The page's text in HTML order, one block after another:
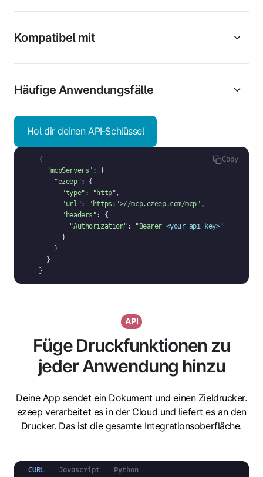
Kompatibel mit
Häufige Anwendungsfälle
Hol dir deinen API‑Schlüssel
Copy
{
"mcpServers" : {
"ezeep": {
"type" : "http" ,
"url": "https: ">//mcp.ezeep.com/mcp" ,
"headers": {
"Authorization" : "Bearer <your_api_key>"
      }
    }
  }
}
API
Füge Druckfunktionen zu
jeder Anwendung hinzu
Deine App sendet ein Dokument und einen Zieldrucker.
ezeep verarbeitet es in der Cloud und liefert es an den
Drucker. Das ist die gesamte Integrationsoberfläche.
CURL Javascript Python